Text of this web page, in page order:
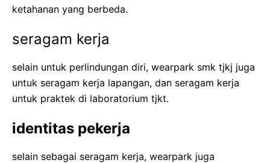
ketahanan yang berbeda.
seragam kerja
selain untuk perlindungan diri, wearpark smk tjkj juga
untuk seragam kerja lapangan, dan seragam kerja
untuk praktek di laboratorium tjkt.
identitas pekerja
selain sebagai seragam kerja, wearpark juga